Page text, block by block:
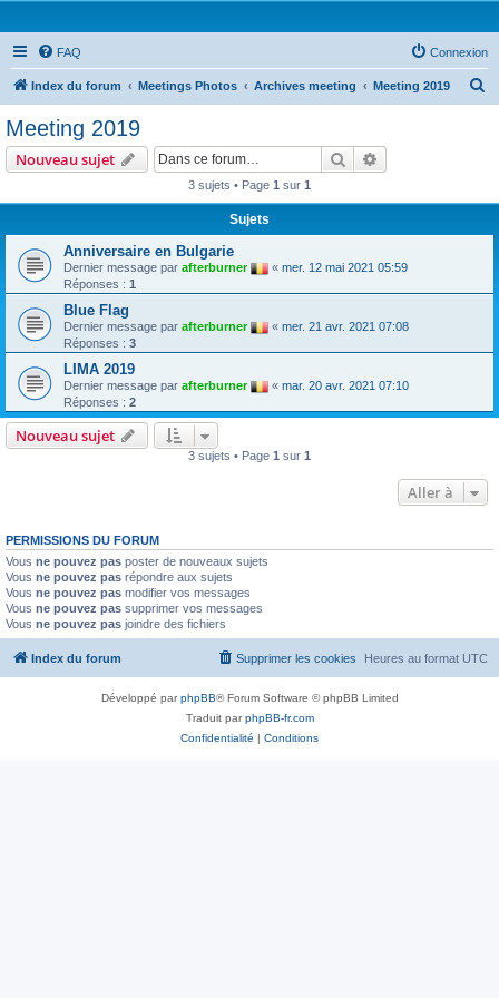
FAQ Connexion
Index du forum Meetings Photos Archives meeting Meeting 2019
e
Meeting 2019
Nouveau sujet Rechercher
3 sujets • Page 1 sur 1
Sujets
Anniversaire en Bulgarie
Dernier message par afterburner « mer. 12 mai 2021 05:59
Réponses : 1
Blue Flag
Dernier message par afterburner « mer. 21 avr. 2021 07:08
Réponses : 3
LIMA 2019
Dernier message par afterburner « mar. 20 avr. 2021 07:10
Réponses : 2
Nouveau sujet
3 sujets • Page 1 sur 1
Aller à
PERMISSIONS DU FORUM
Vous ne pouvez pas poster de nouveaux sujets
Vous ne pouvez pas répondre aux sujets
Vous ne pouvez pas modifier vos messages
Vous ne pouvez pas supprimer vos messages
Vous ne pouvez pas joindre des fichiers
Index du forum Heures au format UTC
Supprimer les cookies
Développé parphpBB® Forum Software © phpBB Limited
Traduit parphpBB-fr.com
Confidentialité | Conditions